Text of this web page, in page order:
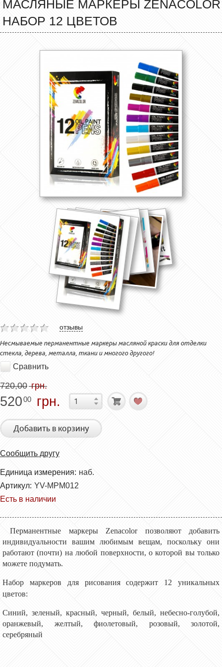
МАСЛЯНЫЕ МАРКЕРЫ ZENACOLOR
НАБОР 12 ЦВЕТОВ
отзывы
Несмываемые перманентные маркеры масляной краски для отделки
стекла, дерева, металла, ткани и многого другого!
Сравнить
720,00грн.
52000 грн.
Добавить в корзину
Сообщить другу
Единица измерения: наб.
Артикул: YV-MPM012
Есть в наличии
Перманентные маркеры Zenacolor позволяют добавить
индивидуальности вашим любимым вещам, поскольку они
работают (почти) на любой поверхности, о которой вы только
можете подумать.
Набор маркеров для рисования содержит 12 уникальных
цветов:
Синий, зеленый, красный, черный, белый, небесно-голубой,
оранжевый, желтый, фиолетовый, розовый, золотой,
серебряный